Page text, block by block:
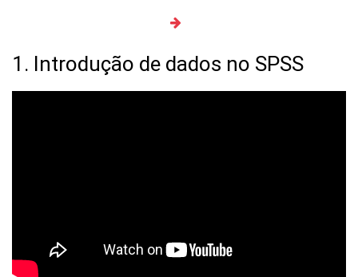
1. Introdução de dados no SPSS